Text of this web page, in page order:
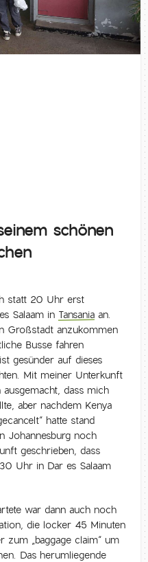
schönen
statt 20 Uhr erst
Salaam in Tansania an.
Großstadt anzukommen
Busse fahren
gesünder auf dieses
Mit meiner Unterkunft
dass mich
aber nachdem Kenya
hatte stand
Johannesburg noch
geschrieben, dass
Uhr in Dar es Salaam
war dann auch noch
die locker 45 Minuten
zum „baggage claim“ um
Das herumliegende